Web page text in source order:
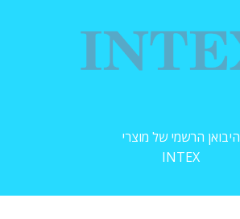
היבואן הרשמי של מוצרי
INTEX